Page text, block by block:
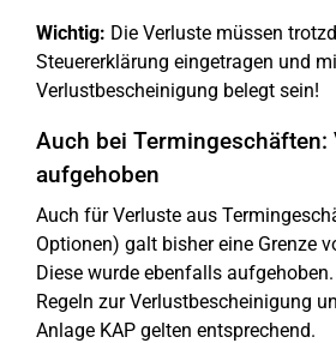
Wichtig: Die Verluste müssen
Steuererklärung eingetragen und
Verlustbescheinigung belegt sein!
Auch bei Termingeschäften:
aufgehoben
Auch für Verluste aus
Optionen) galt bisher eine Grenze
Diese wurde ebenfalls
Regeln zur Verlustbescheinigung
Anlage KAP gelten entsprechend.